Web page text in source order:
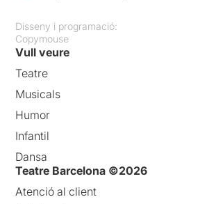
Disseny i programació:
Copymouse
Vull veure
Teatre
Musicals
Humor
Infantil
Dansa
Teatre Barcelona ©2026
Atenció al client